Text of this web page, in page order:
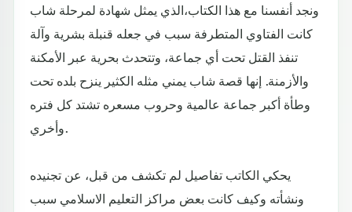
ونجد أنفسنا مع هذا الكتاب،الذي يمثل شهادة لمرحلة شاب
كانت الفتاوي المتطرفة سبب في جعله قنبلة بشرية وآلة
تنفذ القتل تحت أي جماعة، وتتحدث بحرية عبر الأمكنة
والأزمنة. إنها قصة شاب يمني مثله الكثير ينزح بلده تحت
وطأة أكبر جماعة عالمية وحروب مسعره تشتد كل فتره
وأخري.
يحكي الكاتب تفاصيل لم تكشف من قبل، عن تجنيده
ونشأته وكيف كانت بعض مراكز التعليم الاسلامي سبب